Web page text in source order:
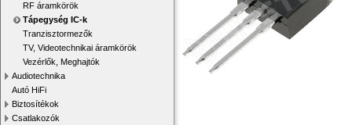
RF áramkörök
Tápegység IC-k
Tranzisztormezők
TV, Videotechnikai áramkörök
Vezérlők, Meghajtók
Audiotechnika
Autó HiFi
Biztosítékok
Csatlakozók